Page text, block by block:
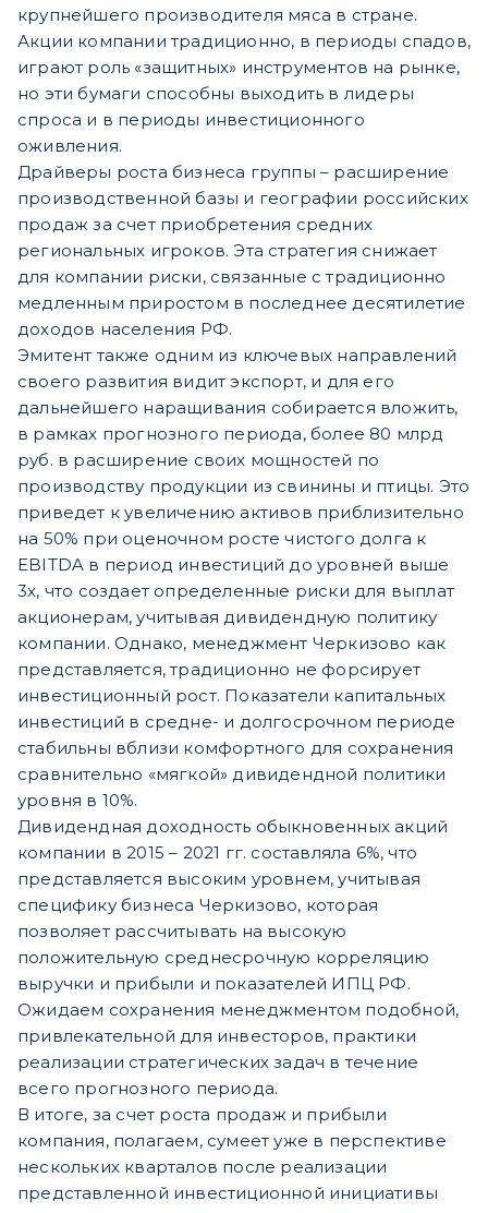
крупнейшего производителя мяса в стране.
Акции компании традиционно, в периоды спадов,
играют роль «защитных» инструментов на рынке,
но эти бумаги способны выходить в лидеры
спроса и в периоды инвестиционного
оживления.
Драйверы роста бизнеса группы – расширение
производственной базы и географии российских
продаж за счет приобретения средних
региональных игроков. Эта стратегия снижает
для компании риски, связанные с традиционно
медленным приростом в последнее десятилетие
доходов населения РФ.
Эмитент также одним из ключевых направлений
своего развития видит экспорт, и для его
дальнейшего наращивания собирается вложить,
в рамках прогнозного периода, более 80 млрд
руб. в расширение своих мощностей по
производству продукции из свинины и птицы. Это
приведет к увеличению активов приблизительно
на 50% при оценочном росте чистого долга к
EBITDA в период инвестиций до уровней выше
3х, что создает определенные риски для выплат
акционерам, учитывая дивидендную политику
компании. Однако, менеджмент Черкизово как
представляется, традиционно не форсирует
инвестиционный рост. Показатели капитальных
инвестиций в средне- и долгосрочном периоде
стабильны вблизи комфортного для сохранения
сравнительно «мягкой» дивидендной политики
уровня в 10%.
Дивидендная доходность обыкновенных акций
компании в 2015 – 2021 гг. составляла 6%, что
представляется высоким уровнем, учитывая
специфику бизнеса Черкизово, которая
позволяет рассчитывать на высокую
положительную среднесрочную корреляцию
выручки и прибыли и показателей ИПЦ РФ.
Ожидаем сохранения менеджментом подобной,
привлекательной для инвесторов, практики
реализации стратегических задач в течение
всего прогнозного периода.
В итоге, за счет роста продаж и прибыли
компания, полагаем, сумеет уже в перспективе
нескольких кварталов после реализации
представленной инвестиционной инициативы